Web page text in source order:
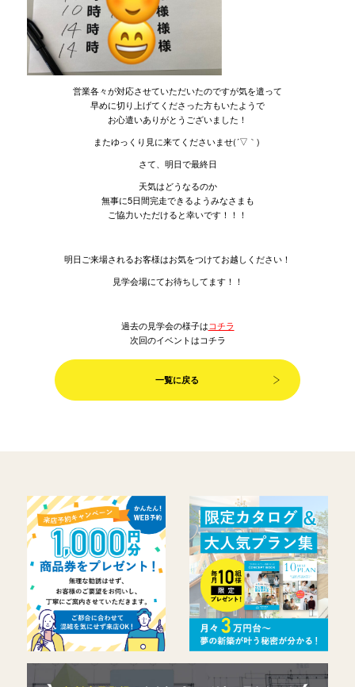
営業各々が対応させていただいたのですが気を遣って
早めに切り上げてくださった方もいたようで
お心遣いありがとうございました！
またゆっくり見に来てくださいませ(´▽｀)
さて、明日で最終日
天気はどうなるのか
無事に5日間完走できるようみなさまも
ご協力いただけると幸いです！！！
明日ご来場されるお客様はお気をつけてお越しください！
見学会場にてお待ちしてます！！
過去の見学会の様子はコチラ
次回のイベントはコチラ
一覧に戻る